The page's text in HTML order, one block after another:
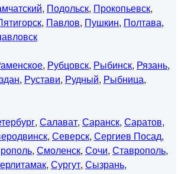
, Подольск, Прокопьевск,
, Павлов, Пушкин, Полтава,
, Рубцовск, Рыбинск, Рязань,
, Рустави, Рудный, Рыбница,
, Салават, Саранск, Саратов,
, Северск, Сергиев Посад,
, Смоленск, Сочи, Ставрополь,
, Сургут, Сызрань,